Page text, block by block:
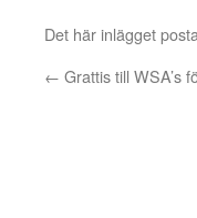
Det här inlägget
← Grattis till WSA’s